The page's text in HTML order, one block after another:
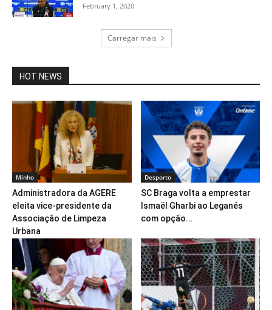
February 1, 2020
Carregar mais
HOT NEWS
Minho
Administradora da AGERE
eleita vice-presidente da
Associação de Limpeza
Urbana
Desporto
SC Braga volta a emprestar
Ismaël Gharbi ao Leganés
com opção...